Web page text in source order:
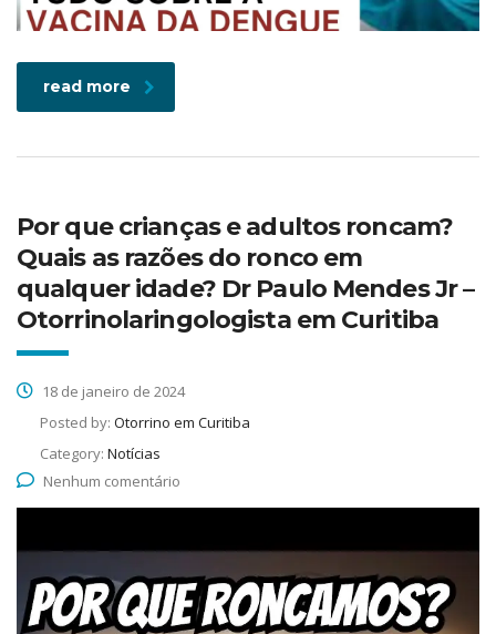
read more
Por que crianças e adultos roncam?
Quais as razões do ronco em
qualquer idade? Dr Paulo Mendes Jr –
Otorrinolaringologista em Curitiba
18 de janeiro de 2024
Posted by: Otorrino em Curitiba
Category: Notícias
Nenhum comentário